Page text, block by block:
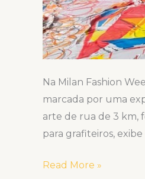
Na Milan Fashion
marcada por uma
arte de rua de 3 km,
para grafiteiros,
Read More »